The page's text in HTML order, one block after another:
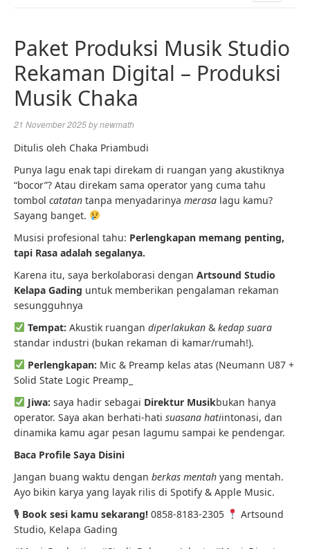
Paket Produksi Musik Studio
Rekaman Digital – Produksi
Musik Chaka
21 November 2025bynewmath
Ditulis oleh Chaka Priambudi
Punya lagu enak tapi direkam di ruangan yang akustiknya
“bocor”? Atau direkam sama operator yang cuma tahu
tombol catatan tanpa menyadarinya merasa lagu kamu?
Sayang banget.
Musisi profesional tahu: Perlengkapan memang penting,
tapi Rasa adalah segalanya.
Karena itu, saya berkolaborasi dengan Artsound Studio
Kelapa Gading untuk memberikan pengalaman rekaman
sesungguhnya
Tempat: Akustik ruangan diperlakukan& kedap suara
standar industri (bukan rekaman di kamar/rumah!).
Perlengkapan: Mic & Preamp kelas atas (Neumann U87 +
Solid State Logic Preamp_
Jiwa: saya hadir sebagai Direktur Musikbukan hanya
operator. Saya akan berhati-hati suasana hatiintonasi, dan
dinamika kamu agar pesan lagumu sampai ke pendengar.
Baca Profile Saya Disini
Jangan buang waktu dengan berkas mentah yang mentah.
Ayo bikin karya yang layak rilis di Spotify & Apple Music.
🎙 Book sesi kamu sekarang! 0858-8183-2305
Artsound
Studio, Kelapa Gading